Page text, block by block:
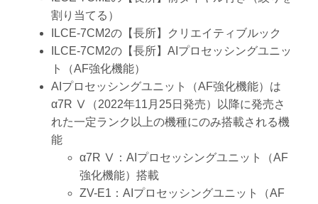
割り当てる）
ILCE-7CM2の【長所】クリエイティブルック
ILCE-7CM2の【長所】AIプロセッシングユニッ
ト（AF強化機能）
AIプロセッシングユニット（AF強化機能）は
α7R Ⅴ（2022年11月25日発売）以降に発売さ
れた一定ランク以上の機種にのみ搭載される機
能
α7R Ⅴ：AIプロセッシングユニット（AF
強化機能）搭載
ZV-E1：AIプロセッシングユニット（AF